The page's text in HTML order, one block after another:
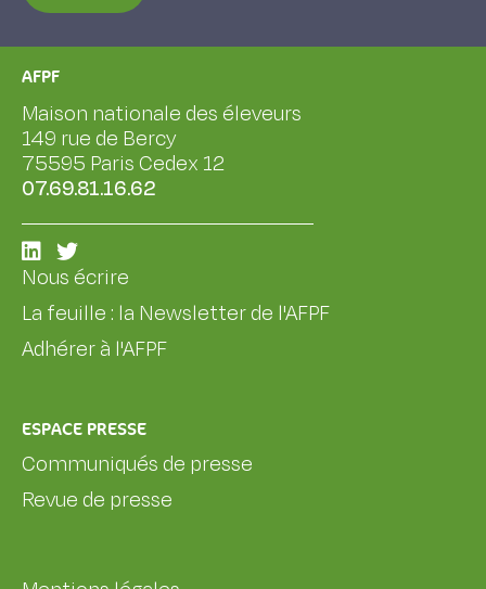
AFPF
Maison nationale des éleveurs
149 rue de Bercy
75595 Paris Cedex 12
07.69.81.16.62
Nous écrire
La feuille : la Newsletter de l'AFPF
Adhérer à l'AFPF
ESPACE PRESSE
Communiqués de presse
Revue de presse